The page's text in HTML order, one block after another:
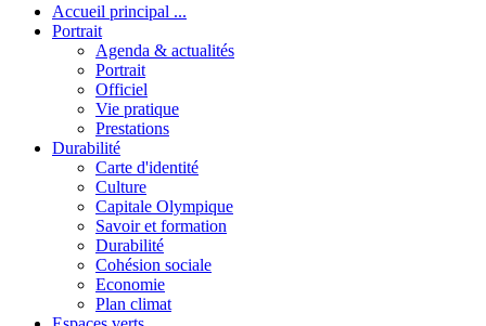
Accueil principal ...
Portrait
Agenda & actualités
Portrait
Officiel
Vie pratique
Prestations
Durabilité
Carte d'identité
Culture
Capitale Olympique
Savoir et formation
Durabilité
Cohésion sociale
Economie
Plan climat